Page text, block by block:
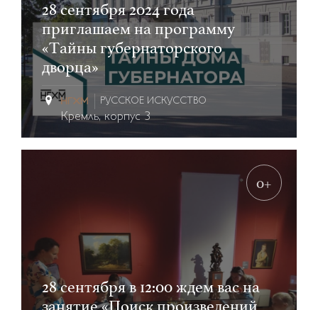
28 сентября 2024 года
приглашаем на программу
«Тайны губернаторского
дворца»
РУССКОЕ ИСКУССТВО
Кремль, корпус 3
0+
28 сентября в 12:00 ждем вас на
занятие «Поиск произведений